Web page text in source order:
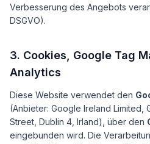
Verbesserung des Angebots
DSGVO).
3. Cookies, Google Tag
Analytics
Diese Website verwendet den
(Anbieter: Google Ireland Limited,
Street, Dublin 4, Irland), über den
eingebunden wird. Die